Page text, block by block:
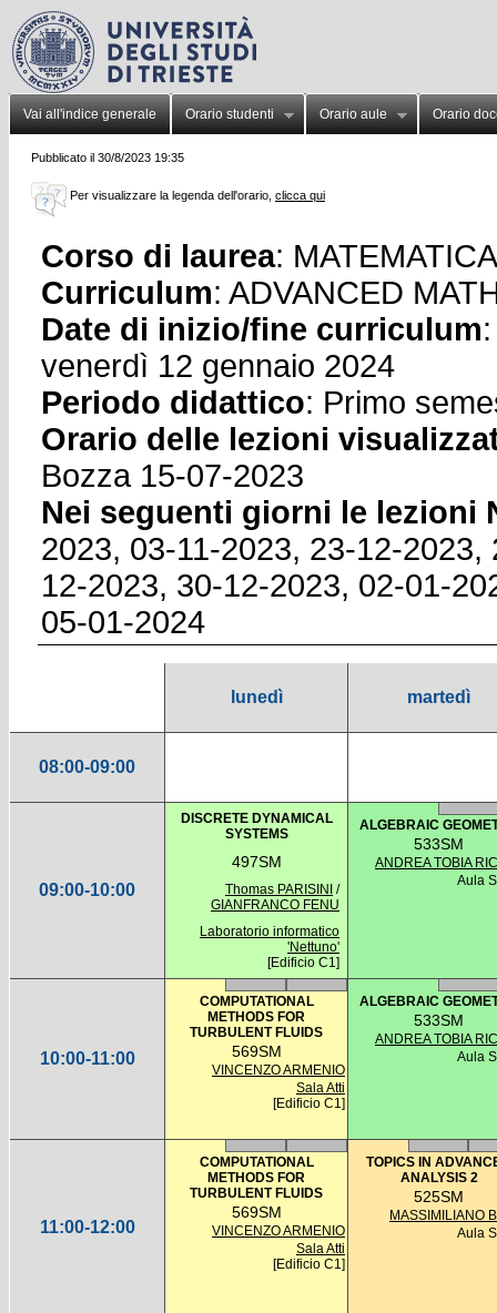
Vai all'indice generale Orario studenti Orario aule Orario
Pubblicato il 30/8/2023 19:35
Per visualizzare la legenda dell'orario, clicca qui
Corso di laurea:
Curriculum: ADVANCED
Date di inizio/fine curriculum
venerdì 12 gennaio 2024
Periodo didattico: Primo
Orario delle lezioni
Bozza 15-07-2023
Nei seguenti giorni le lezioni
2023, 03-11-2023, 23-12-
12-2023, 30-12-2023, 02-01-
05-01-2024
lunedì martedì
08:00-09:00
09:00-10:00
DISCRETE DYNAMICAL
SYSTEMS
497SM
Thomas PARISINI /
GIANFRANCO FENU
Laboratorio informatico
'Nettuno'
[Edificio C1]
ALGEBRAIC
533SM
ANDREA TOBIA
Aula
10:00-11:00
COMPUTATIONAL
METHODS FOR
TURBULENT FLUIDS
569SM
VINCENZO ARMENIO
Sala Atti
[Edificio C1]
ALGEBRAIC
533SM
ANDREA TOBIA
Aula
11:00-12:00
COMPUTATIONAL
METHODS FOR
TURBULENT FLUIDS
569SM
VINCENZO ARMENIO
Sala Atti
[Edificio C1]
TOPICS IN
ANALYSIS 2
525SM
MASSIMILIANO
Aula